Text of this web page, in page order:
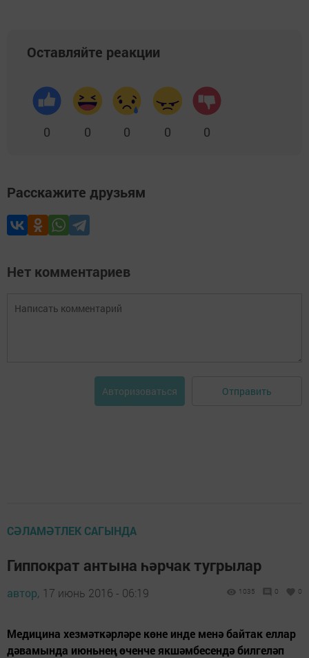
Оставляйте реакции
0 0 0 0 0
Расскажите друзьям
Нет комментариев
Авторизоваться Отправить
СӘЛАМӘТЛЕК САГЫНДА
Гиппократ антына һәрчак тугрылар
автор, 17 июнь 2016 - 06:19 1035 0 0
Медицина хезмәткәрләре көне инде менә байтак еллар
дәвамында июньнең өченче якшәмбесендә билгеләп